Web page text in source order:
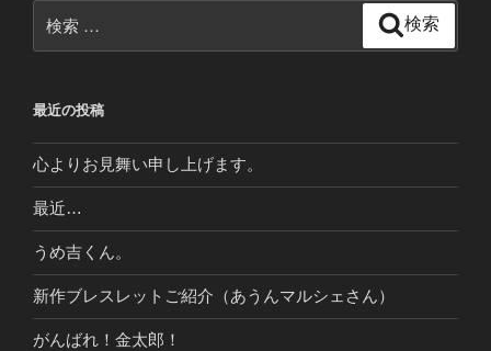
ン
索:
検索
最近の投稿
心よりお見舞い申し上げます。
最近…
うめ吉くん。
新作ブレスレットご紹介（あうんマルシェさん）
がんばれ！金太郎！